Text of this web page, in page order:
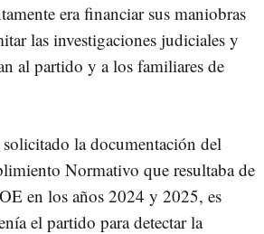
era financiar sus maniobras
las investigaciones judiciales y
al partido y a los familiares de
solicitado la documentación del
Normativo que resultaba de
en los años 2024 y 2025, es
el partido para detectar la